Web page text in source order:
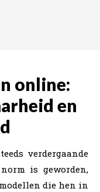
online:
en
verdergaande
is geworden,
die hen in